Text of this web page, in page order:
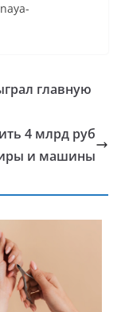
главную
4 млрд руб
и машины